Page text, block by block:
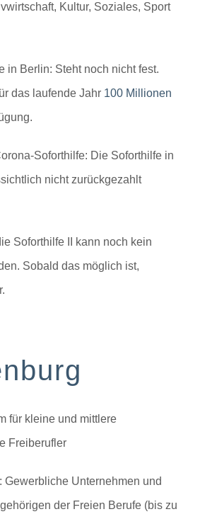
Kultur, Soziales, Sport
in Berlin: Steht noch nicht fest.
das laufende Jahr 100 Millionen
Soforthilfe: Die Soforthilfe in
nicht zurückgezahlt
Soforthilfe II kann noch kein
Sobald das möglich ist,
für kleine und mittlere
Freiberufler
Gewerbliche Unternehmen und
der Freien Berufe (bis zu